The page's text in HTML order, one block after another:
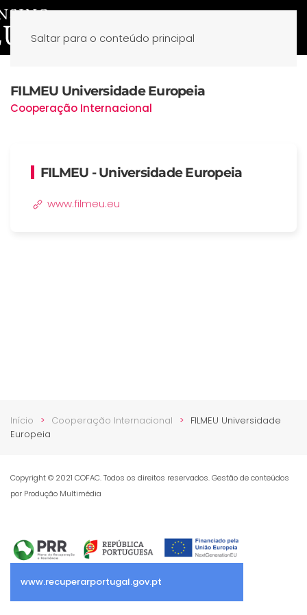
Saltar para o conteúdo principal
FILMEU Universidade Europeia
Cooperação Internacional
FILMEU - Universidade Europeia
www.filmeu.eu
Início Cooperação Internacional
FILMEU Universidade
Europeia
Copyright © 2021 COFAC. Todos os direitos reservados. Gestão de conteúdos
por Produção Multimédia
www.recuperarportugal.gov.pt